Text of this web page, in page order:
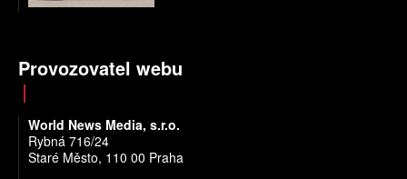
Provozovatel webu
World News Media, s.r.o.
Rybná 716/24
Staré Město, 110 00 Praha